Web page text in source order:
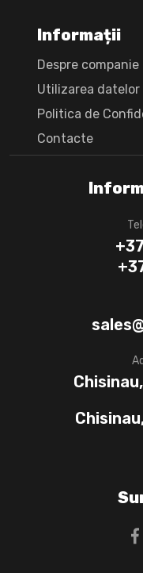
Informații
Despre companie
Utilizarea datelor
Politica de
Сontacte